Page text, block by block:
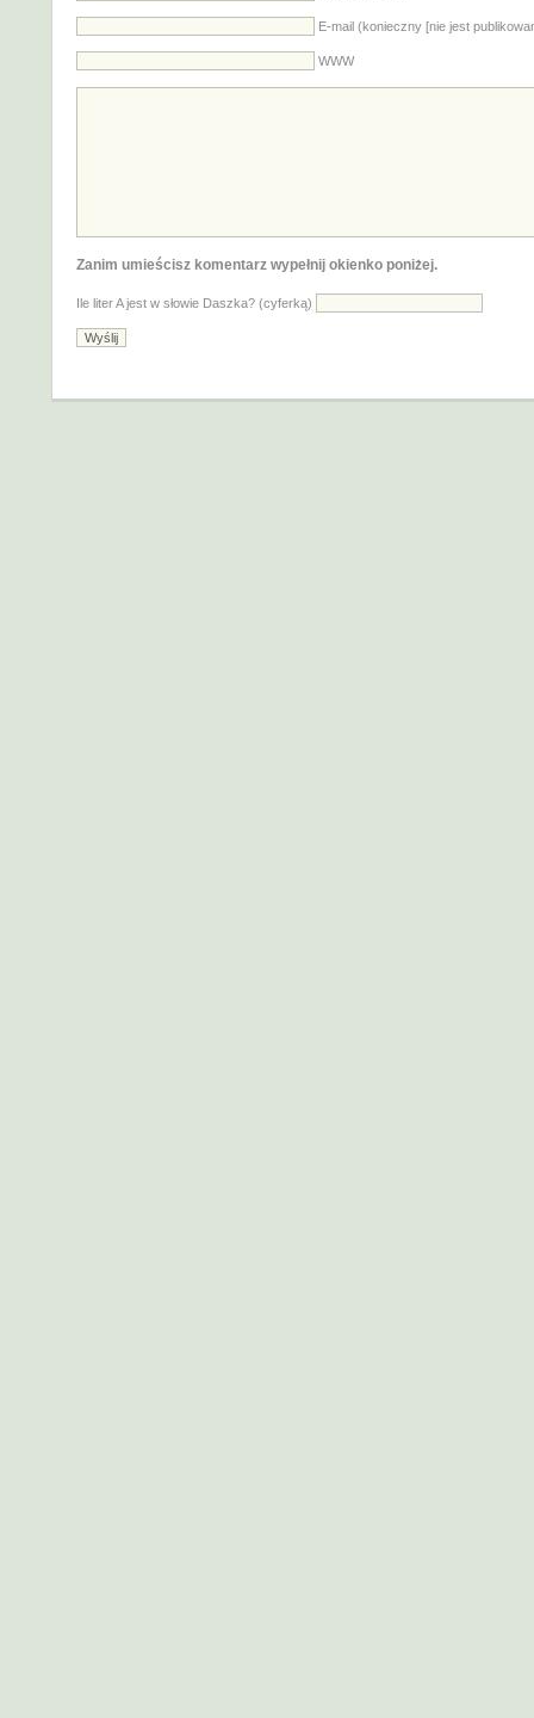
E-mail (konieczny [nie jest
WWW
Zanim umieścisz komentarz wypełnij okienko poniżej.
Ile liter A jest w słowie Daszka? (cyferką)